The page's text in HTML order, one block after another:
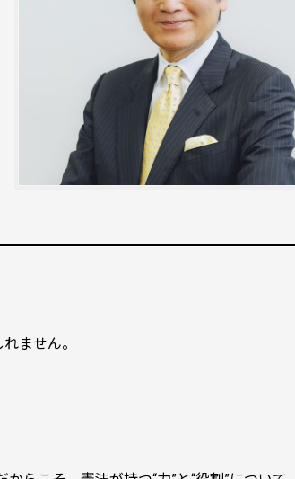
ません。